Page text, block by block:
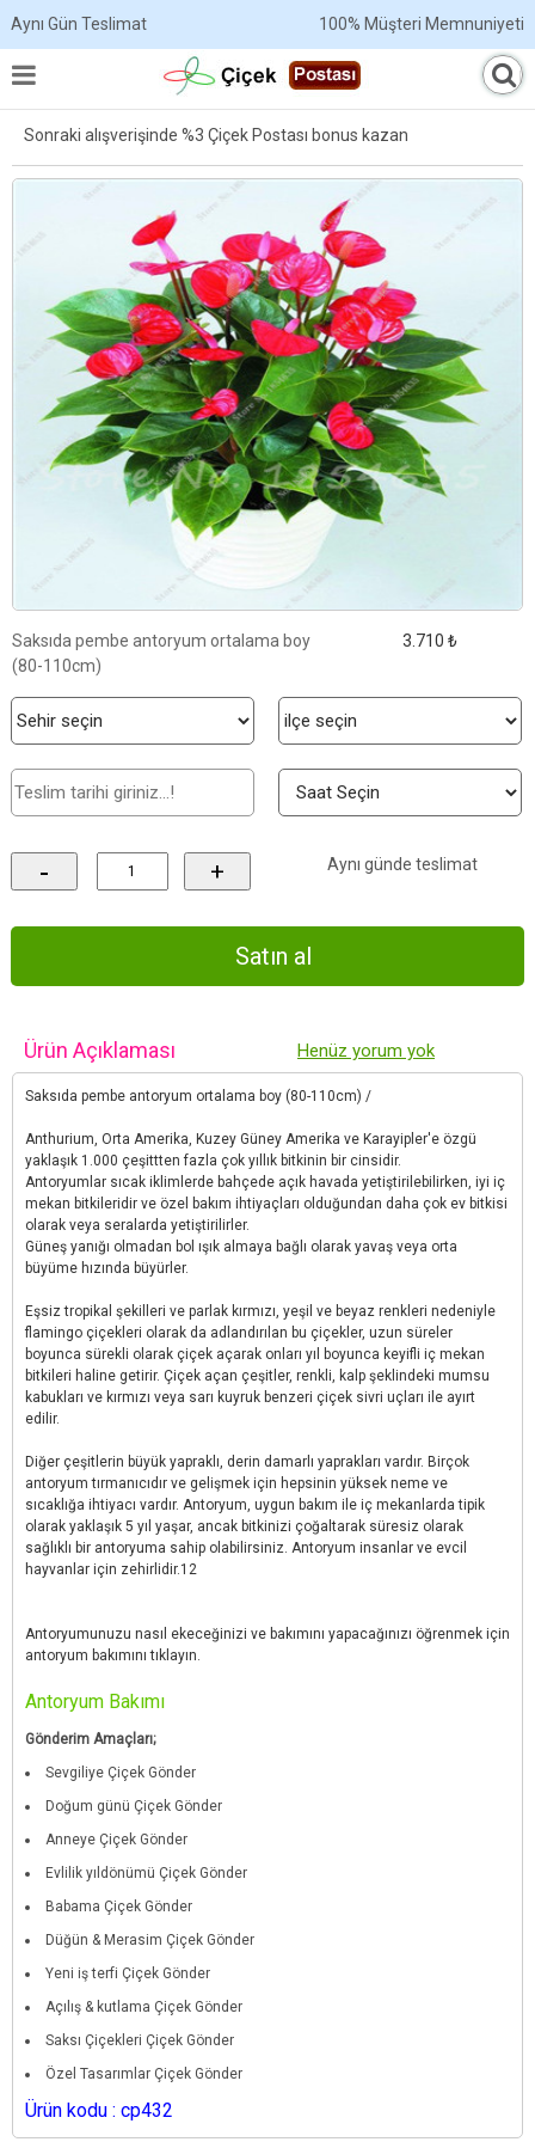
Aynı Gün Teslimat 100% Müşteri Memnuniyeti
Sonraki alışverişinde %3 Çiçek Postası bonus kazan
Saksıda pembe antoryum ortalama boy
(80-110cm)
3.710 ₺
- + Aynı günde teslimat
Ürün Açıklaması Henüz yorum yok
Saksıda pembe antoryum ortalama boy (80-110cm) /
Anthurium, Orta Amerika, Kuzey Güney Amerika ve Karayipler'e özgü
yaklaşık 1.000 çeşittten fazla çok yıllık bitkinin bir cinsidir.
Antoryumlar sıcak iklimlerde bahçede açık havada yetiştirilebilirken, iyi iç
mekan bitkileridir ve özel bakım ihtiyaçları olduğundan daha çok ev bitkisi
olarak veya seralarda yetiştirilirler.
Güneş yanığı olmadan bol ışık almaya bağlı olarak yavaş veya orta
büyüme hızında büyürler.
Eşsiz tropikal şekilleri ve parlak kırmızı, yeşil ve beyaz renkleri nedeniyle
flamingo çiçekleri olarak da adlandırılan bu çiçekler, uzun süreler
boyunca sürekli olarak çiçek açarak onları yıl boyunca keyifli iç mekan
bitkileri haline getirir. Çiçek açan çeşitler, renkli, kalp şeklindeki mumsu
kabukları ve kırmızı veya sarı kuyruk benzeri çiçek sivri uçları ile ayırt
edilir.
Diğer çeşitlerin büyük yapraklı, derin damarlı yaprakları vardır. Birçok
antoryum tırmanıcıdır ve gelişmek için hepsinin yüksek neme ve
sıcaklığa ihtiyacı vardır. Antoryum, uygun bakım ile iç mekanlarda tipik
olarak yaklaşık 5 yıl yaşar, ancak bitkinizi çoğaltarak süresiz olarak
sağlıklı bir antoryuma sahip olabilirsiniz. Antoryum insanlar ve evcil
hayvanlar için zehirlidir.12
Antoryumunuzu nasıl ekeceğinizi ve bakımını yapacağınızı öğrenmek için
antoryum bakımını tıklayın.
Antoryum Bakımı
Gönderim Amaçları;
Sevgiliye Çiçek Gönder
Doğum günü Çiçek Gönder
Anneye Çiçek Gönder
Evlilik yıldönümü Çiçek Gönder
Babama Çiçek Gönder
Düğün & Merasim Çiçek Gönder
Yeni iş terfi Çiçek Gönder
Açılış & kutlama Çiçek Gönder
Saksı Çiçekleri Çiçek Gönder
Özel Tasarımlar Çiçek Gönder
Ürün kodu : cp432